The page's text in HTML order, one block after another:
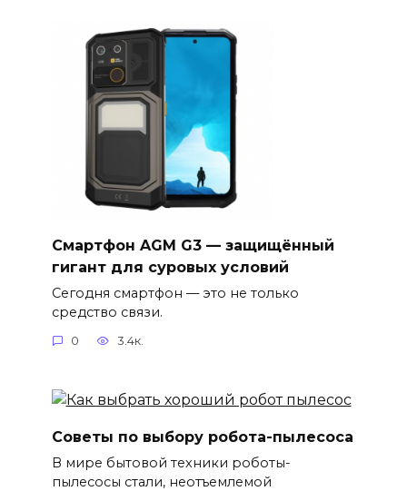
Смартфон AGM G3 — защищённый
гигант для суровых условий
Сегодня смартфон — это не только
средство связи.
0 3.4к.
Советы по выбору робота-пылесоса
В мире бытовой техники роботы-
пылесосы стали, неотъемлемой